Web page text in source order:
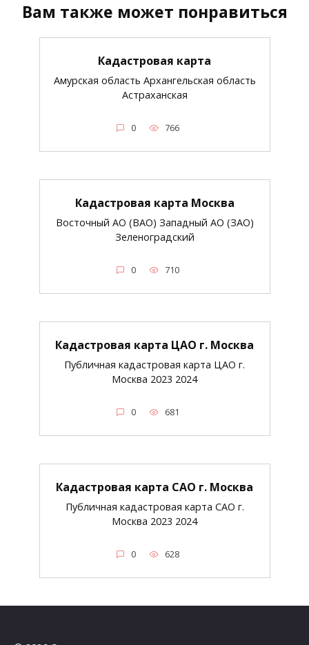
Вам также может понравиться
Кадастровая карта
Амурская область Архангельская область
Астраханская
0 766
Кадастровая карта Москва
Восточный АО (ВАО) Западный АО (ЗАО)
Зеленоградский
0 710
Кадастровая карта ЦАО г. Москва
Публичная кадастровая карта ЦАО г.
Москва 2023 2024
0 681
Кадастровая карта САО г. Москва
Публичная кадастровая карта САО г.
Москва 2023 2024
0 628